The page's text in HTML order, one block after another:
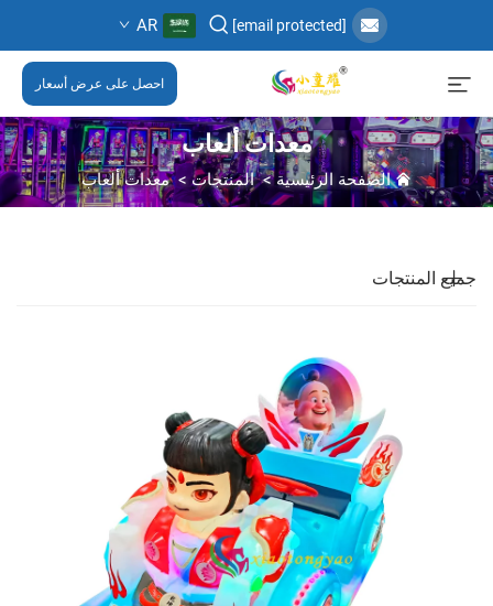
[email protected]
AR
احصل على عرض أسعار
معدات ألعاب
الصفحة الرئيسية>المنتجات >معدات ألعاب
جميع المنتجات